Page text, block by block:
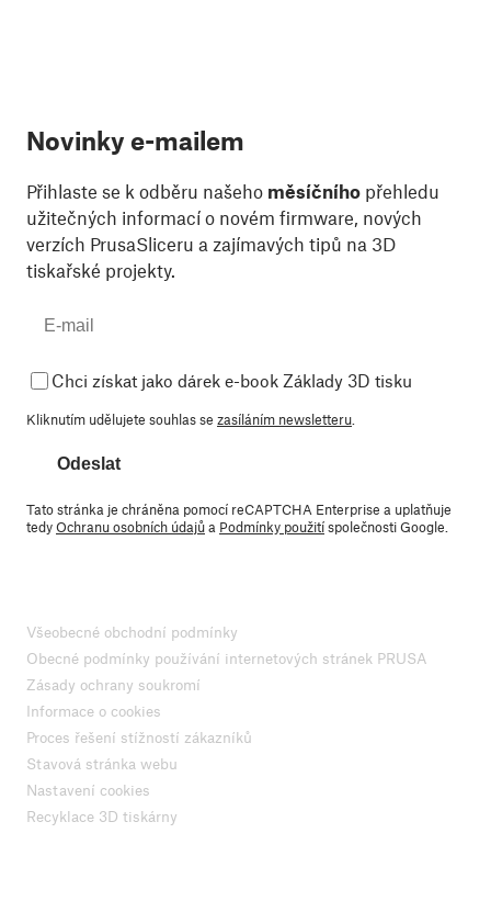
Novinky e-mailem
Přihlaste se k odběru našeho měsíčního přehledu
užitečných informací o novém firmware, nových
verzích PrusaSliceru a zajímavých tipů na 3D
tiskařské projekty.
Chci získat jako dárek e-book Základy 3D tisku
Kliknutím udělujete souhlas se zasíláním newsletteru
Odeslat
Tato stránka je chráněna pomocí reCAPTCHA Enterprise a uplatňuje
tedyOchranu osobních údajůa Podmínky použitíspolečnosti Google.
Všeobecné obchodní podmínky
Obecné podmínky používání internetových stránek PRUSA
Zásady ochrany soukromí
Informace o cookies
Proces řešení stížností zákazníků
Stavová stránka webu
Nastavení cookies
Recyklace 3D tiskárny